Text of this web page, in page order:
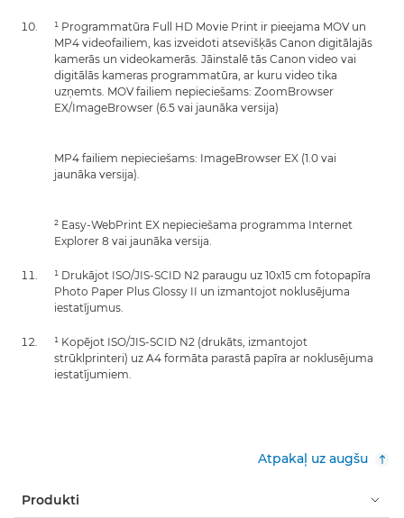
¹ Programmatūra Full HD Movie Print ir pieejama MOV un
MP4 videofailiem, kas izveidoti atsevišķās Canon digitālajās
kamerās un videokamerās. Jāinstalē tās Canon video vai
digitālās kameras programmatūra, ar kuru video tika
uzņemts. MOV failiem nepieciešams: ZoomBrowser
EX/ImageBrowser (6.5 vai jaunāka versija)
MP4 failiem nepieciešams: ImageBrowser EX (1.0 vai
jaunāka versija).
² Easy-WebPrint EX nepieciešama programma Internet
Explorer 8 vai jaunāka versija.
¹ Drukājot ISO/JIS-SCID N2 paraugu uz 10x15 cm fotopapīra
Photo Paper Plus Glossy II un izmantojot noklusējuma
iestatījumus.
¹ Kopējot ISO/JIS-SCID N2 (drukāts, izmantojot
strūklprinteri) uz A4 formāta parastā papīra ar noklusējuma
iestatījumiem.
Atpakaļ uz augšu
Produkti